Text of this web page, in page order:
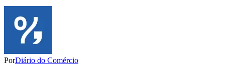
PorDiário do Comércio